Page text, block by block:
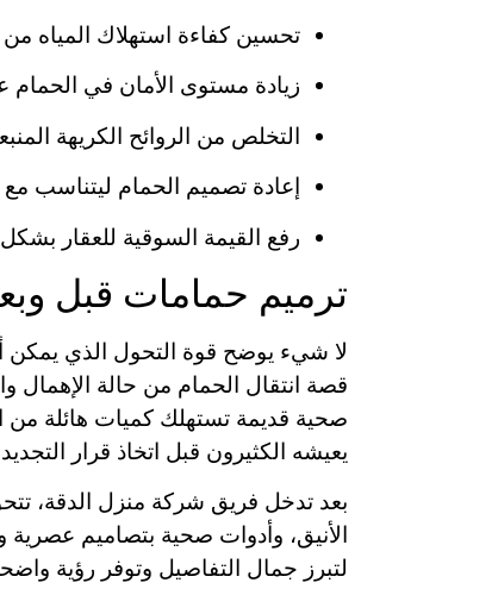
تحسين كفاءة استهلاك المياه
زيادة مستوى الأمان في الحمام
التخلص من الروائح الكريهة
إعادة تصميم الحمام ليتناسب
رفع القيمة السوقية للعقار
ترميم حمامات قبل
لا شيء يوضح قوة التحول الذي يمكن
قصة انتقال الحمام من حالة الإهمال
صحية قديمة تستهلك كميات هائلة من
يعيشه الكثيرون قبل اتخاذ قرار
بعد تدخل فريق شركة منزل الدقة،
الأنيق، وأدوات صحية بتصاميم عصرية
لتبرز جمال التفاصيل وتوفر رؤية